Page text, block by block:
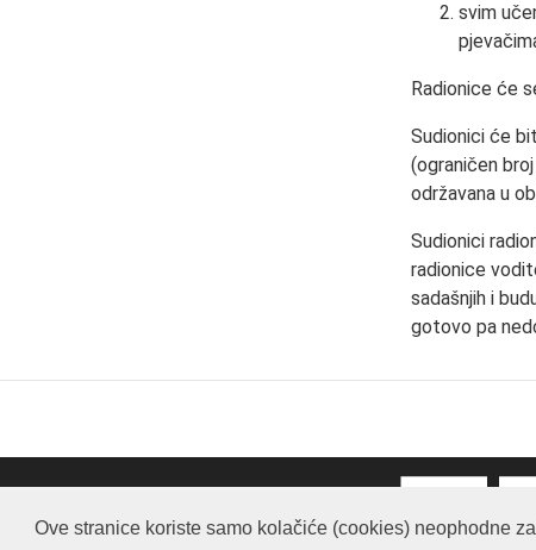
Ove stranice koriste samo kolačiće (cookies) neophodne
svim
Radionice će
Sudionici će
(ograničen
održavana u
Sudionici
radionice
sadašnjih i
gotovo pa